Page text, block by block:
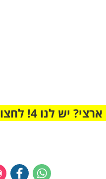
מחוברים רק לקבוצת ווטסאפ אחת מבית מוקד תהילים ארצי? יש לנו 4! לחצו